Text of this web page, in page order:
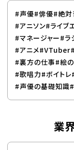
#声優#俳優#絶対
#アニソン#ライブ
#マネージャー#ラ
#アニメ#VTuber
#裏方の仕事#絵
#歌唱力#ボイトレ
#声優の基礎知識
業